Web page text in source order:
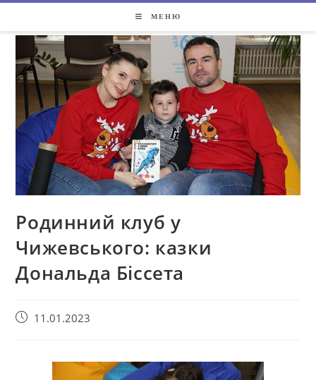
МЕНЮ
Родинний клуб у
Чижевського: казки
Дональда Біссета
11.01.2023